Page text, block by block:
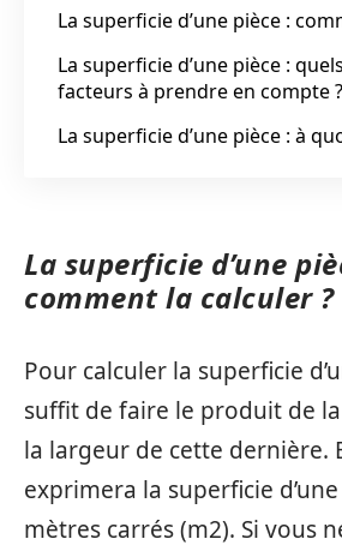
La superficie d’une pièce :
La superficie d’une pièce :
facteurs à prendre en compte ?
La superficie d’une pièce : à
La superficie d’une
comment la calculer ?
Pour calculer la superficie
suffit de faire le produit de
la largeur de cette dernière.
exprimera la superficie
mètres carrés (m2). Si vous